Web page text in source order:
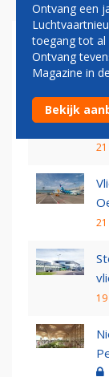
Ontvang een
toegang tot al
Ontvang
Magazine in
Bekijk